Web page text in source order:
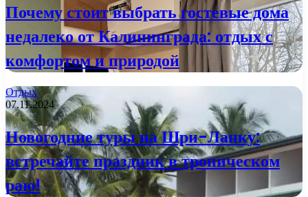
Почему стоит выбрать гостевые дома
недалеко от Калининграда: отдых с
комфортом и природой
Отдых
07.11.2024
Новогодние туры на Шри-Ланку:
встречайте праздник в тропическом
раю!